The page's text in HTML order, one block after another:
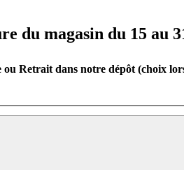
du magasin du 15 au
Retrait dans notre dépôt (choix